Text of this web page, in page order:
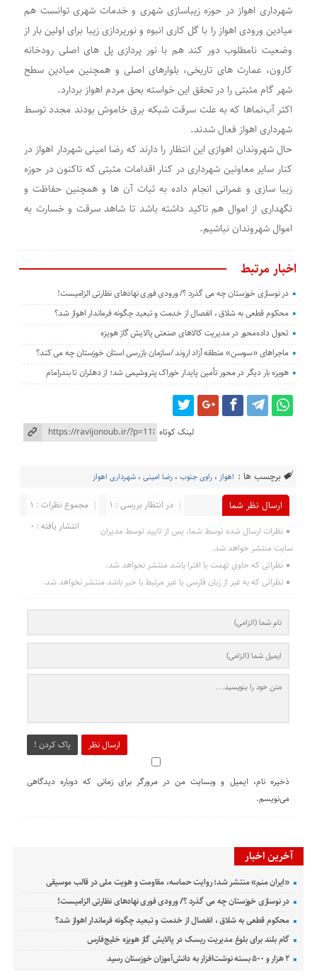
شهرداری اهواز در حوزه زیباسازی شهری و خدمات شهری توانست هم
میادین ورودی اهواز را با گل کاری انبوه و نورپردازی زیبا برای اولین بار از
وضعیت نامطلوب دور کند هم با نور پردازی پل های اصلی رودخانه
کارون، عمارت های تاریخی، بلوارهای اصلی و همچنین میادین سطح
شهر گام مثبتی را در تحقق این خواسته بحق مردم اهواز بردارد.
اکثر آب‌نماها که به علت سرقت شبکه برق خاموش بودند مجدد توسط
شهرداری اهواز فعال شدند.
حال شهروندان اهوازی این انتظار را دارند که رضا امینی شهردار اهواز در
کنار سایر معاونین شهرداری در کنار اقدامات مثبتی که تاکنون در حوزه
زیبا سازی و عمرانی انجام داده به ثبات آن ها و همچنین حفاظت و
نگهداری از اموال هم تاکید داشته باشد تا شاهد سرقت و خسارت به
اموال شهروندان نباشیم.
اخبار مرتبط
در نوسازی خوزستان چه می گذرد ؟/ ورودی فوری نهادهای نظارتی الزامیست!
محکوم قطعی به شلاق ، انفصال از خدمت و تبعید چگونه فرماندار اهواز شد؟
تحول داده‌محور در مدیریت کالاهای صنعتی پالایش گاز هویزه
ماجراهای «سوسن» منطقه آزاد اروند /سازمان بازرسی استان خوزستان چه می کند؟
هویزه بار دیگر در محور تأمین پایدار خوراک پتروشیمی شد؛ از دهلران تا بندرامام
لینک کوتاه
برچسب ها : اهواز ،راوی جنوب ،رضا امینی ،شهرداری اهواز
ارسال نظر شما مجموع نظرات : 1
در انتظار بررسی : 1
انتشار یافته : 0
نظرات ارسال شده توسط شما، پس از تایید توسط مدیران
سایت منتشر خواهد شد.
نظراتی که حاوی تهمت یا افترا باشد منتشر نخواهد شد.
نظراتی که به غیر از زبان فارسی یا غیر مرتبط با خبر باشد منتشر نخواهد شد.
ارسال نظر پاک کردن !
ذخیره نام، ایمیل و وبسایت من در مرورگر برای زمانی که دوباره دیدگاهی
می‌نویسم.
آخرین اخبار
«ایران منم» منتشر شد؛ روایت حماسه، مقاومت و هویت ملی در قالب موسیقی
در نوسازی خوزستان چه می گذرد ؟/ ورودی فوری نهادهای نظارتی الزامیست!
محکوم قطعی به شلاق ، انفصال از خدمت و تبعید چگونه فرماندار اهواز شد؟
گام بلند برای بلوغ مدیریت ریسک در پالایش گاز هویزه خلیج‌فارس
۲ هزار و ۵۰۰ بسته نوشت‌افزار به دانش‌آموزان خوزستان رسید